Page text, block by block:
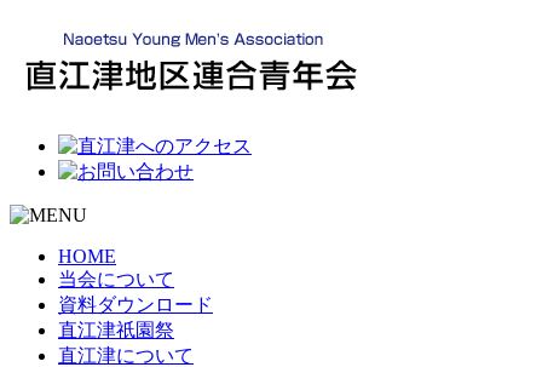
HOME
当会について
資料ダウンロード
直江津祇園祭
直江津について